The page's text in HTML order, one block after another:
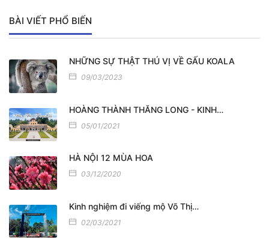
BÀI VIẾT PHỔ BIẾN
NHỮNG SỰ THẬT THÚ VỊ VỀ GẤU KOALA
09/03/2023
HOÀNG THÀNH THĂNG LONG - KINH…
05/01/2021
HÀ NỘI 12 MÙA HOA
03/12/2020
Kinh nghiệm đi viếng mộ Võ Thị…
02/03/2021